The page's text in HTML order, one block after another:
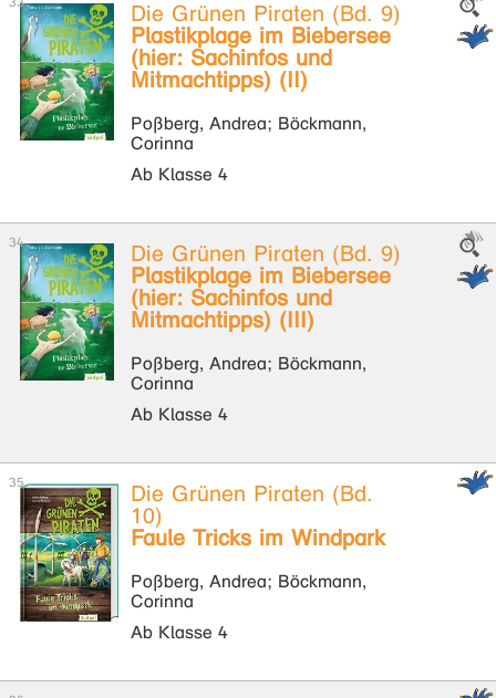
Die Grünen Piraten (Bd. 9)
Plastikplage im Biebersee
(hier: Sachinfos und
Mitmachtipps) (II)
Poßberg, Andrea; Böckmann,
Corinna
Ab Klasse 4
Die Grünen Piraten (Bd. 9)
Plastikplage im Biebersee
(hier: Sachinfos und
Mitmachtipps) (III)
Poßberg, Andrea; Böckmann,
Corinna
Ab Klasse 4
Die Grünen Piraten (Bd.
10)
Faule Tricks im Windpark
Poßberg, Andrea; Böckmann,
Corinna
Ab Klasse 4